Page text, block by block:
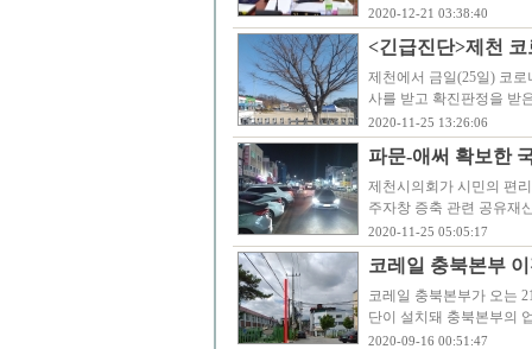
2020-12-21 03:38:40
<긴급진단>제천
제천에서 금일(25일) 코
사를 받고 확진판정을 받
2020-11-25 13:26:06
파문-애써 확보한
제천시의회가 시민의 편
주자창 증축 관련 공유재
2020-11-25 05:05:17
코레일 충북본부
코레일 충북본부가 오는
단이 설치돼 충북본부의
2020-09-16 00:51:47